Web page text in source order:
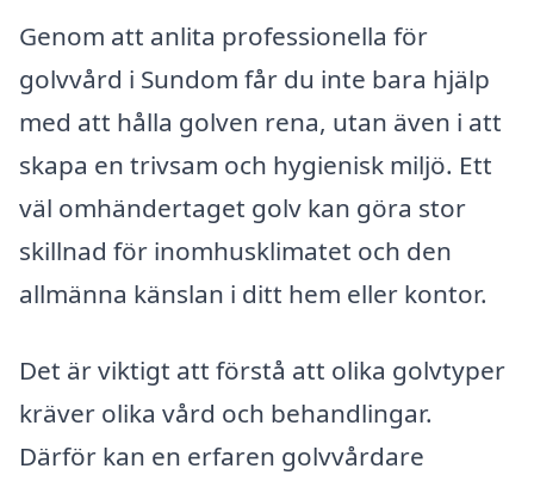
Genom att anlita professionella för
golvvård i Sundom får du inte bara hjälp
med att hålla golven rena, utan även i att
skapa en trivsam och hygienisk miljö. Ett
väl omhändertaget golv kan göra stor
skillnad för inomhusklimatet och den
allmänna känslan i ditt hem eller kontor.
Det är viktigt att förstå att olika golvtyper
kräver olika vård och behandlingar.
Därför kan en erfaren golvvårdare